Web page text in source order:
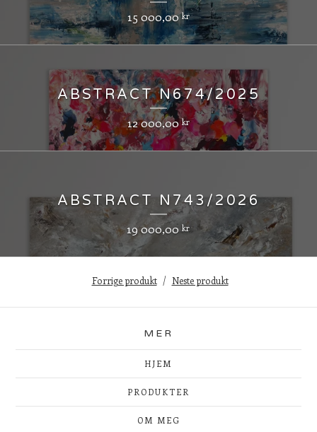
15 000,00kr
ABSTRACT N674/2025
12 000,00kr
ABSTRACT N743/2026
19 000,00 kr
Forrige produkt Neste produkt
MER
HJEM
PRODUKTER
OM MEG